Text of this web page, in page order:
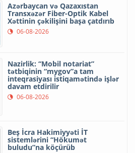
Azərbaycan və Qazaxıstan
Transxəzər Fiber-Optik Kabel
Xəttinin çəkilişini başa çatdırıb
06-08-2026
Nazirlik: “Mobil notariat”
tətbiqinin “mygov”a tam
inteqrasiyası istiqamətində işlər
davam etdirilir
06-08-2026
Beş İcra Hakimiyyəti İT
sistemlərini “Hökumət
buludu”na köçürüb